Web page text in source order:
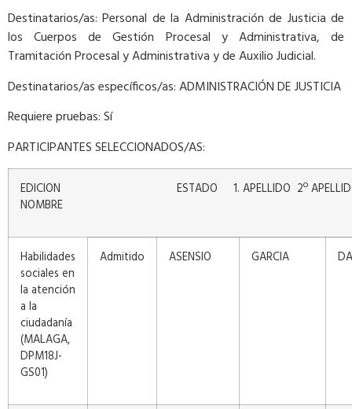
Destinatarios/as: Personal de la Administración de Justicia de
los Cuerpos de Gestión Procesal y Administrativa, de
Tramitación Procesal y Administrativa y de Auxilio Judicial.
Destinatarios/as específicos/as: ADMINISTRACIÓN DE JUSTICIA
Requiere pruebas: Sí
PARTICIPANTES SELECCIONADOS/AS:
EDICION ESTADO 1. APELLIDO 2º
NOMBRE
Habilidades
sociales en
la atención
a la
ciudadanía
(MALAGA,
DPM18J-
GS01)
Admitido ASENSIO GARCIA